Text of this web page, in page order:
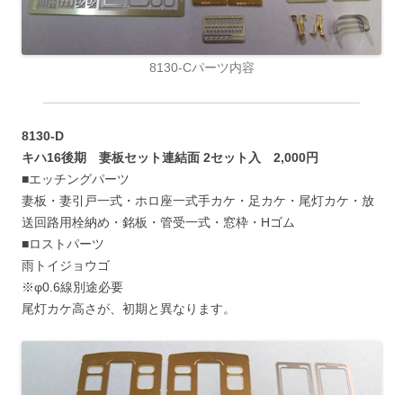
8130-Cパーツ内容
8130-D
キハ16後期 妻板セット連結面 2セット入 2,000円
■エッチングパーツ
妻板・妻引戸一式・ホロ座一式手カケ・足カケ・尾灯カケ・放
送回路用栓納め・銘板・管受一式・窓枠・Hゴム
■ロストパーツ
雨トイジョウゴ
※φ0.6線別途必要
尾灯カケ高さが、初期と異なります。